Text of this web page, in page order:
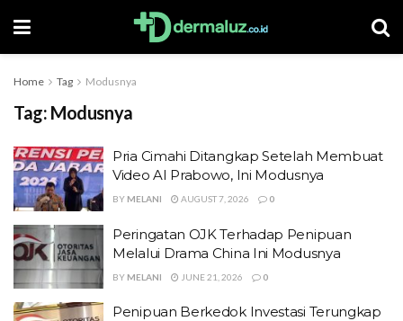
Home Tag Modusnya
Tag: Modusnya
Pria Cimahi Ditangkap Setelah Membuat
Video AI Prabowo, Ini Modusnya
BY MELANI AUGUST 7, 2026 0
Peringatan OJK Terhadap Penipuan
Melalui Drama China Ini Modusnya
BY MELANI JUNE 21, 2026 0
Penipuan Berkedok Investasi Terungkap